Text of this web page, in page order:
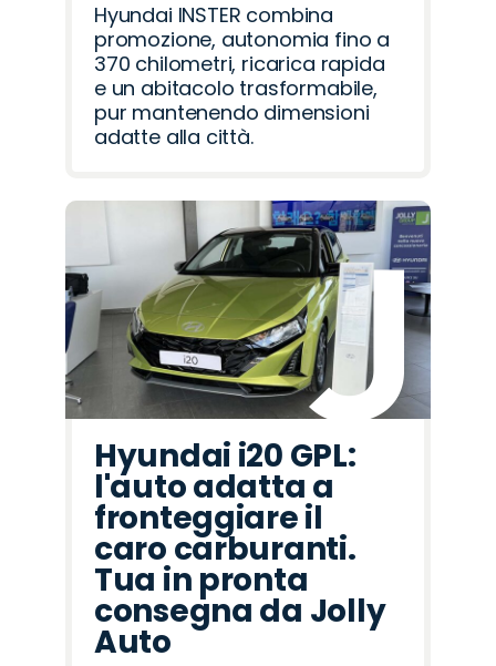
Hyundai INSTER combina
promozione, autonomia fino a
370 chilometri, ricarica rapida
e un abitacolo trasformabile,
pur mantenendo dimensioni
adatte alla città.
Hyundai i20 GPL:
l'auto adatta a
fronteggiare il
caro carburanti.
Tua in pronta
consegna da Jolly
Auto